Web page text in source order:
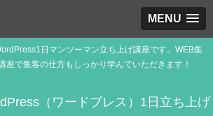
MENU
日マンツーマン立ち上げ講座です。WEB集
座で集客の仕方もしっかり学んでいただきます！
（ワードプレス）1日立ち上げ